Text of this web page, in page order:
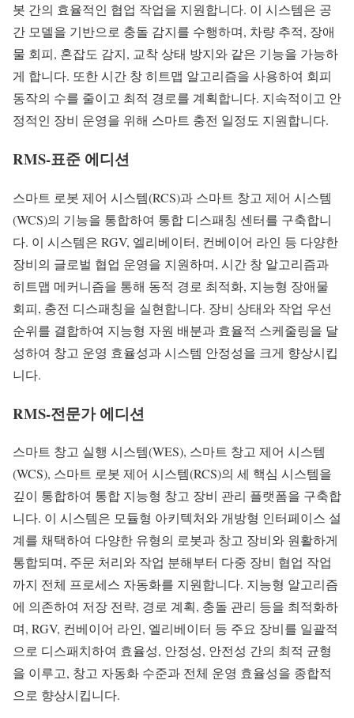
봇 간의 효율적인 협업 작업을 지원합니다. 이 시스템은 공
간 모델을 기반으로 충돌 감지를 수행하며, 차량 추적, 장애
물 회피, 혼잡도 감지, 교착 상태 방지와 같은 기능을 가능하
게 합니다. 또한 시간 창 히트맵 알고리즘을 사용하여 회피
동작의 수를 줄이고 최적 경로를 계획합니다. 지속적이고 안
정적인 장비 운영을 위해 스마트 충전 일정도 지원합니다.
RMS-표준 에디션
스마트 로봇 제어 시스템(RCS)과 스마트 창고 제어 시스템
(WCS)의 기능을 통합하여 통합 디스패칭 센터를 구축합니
다. 이 시스템은 RGV, 엘리베이터, 컨베이어 라인 등 다양한
장비의 글로벌 협업 운영을 지원하며, 시간 창 알고리즘과
히트맵 메커니즘을 통해 동적 경로 최적화, 지능형 장애물
회피, 충전 디스패칭을 실현합니다. 장비 상태와 작업 우선
순위를 결합하여 지능형 자원 배분과 효율적 스케줄링을 달
성하여 창고 운영 효율성과 시스템 안정성을 크게 향상시킵
니다.
RMS-전문가 에디션
스마트 창고 실행 시스템(WES), 스마트 창고 제어 시스템
(WCS), 스마트 로봇 제어 시스템(RCS)의 세 핵심 시스템을
깊이 통합하여 통합 지능형 창고 장비 관리 플랫폼을 구축합
니다. 이 시스템은 모듈형 아키텍처와 개방형 인터페이스 설
계를 채택하여 다양한 유형의 로봇과 창고 장비와 원활하게
통합되며, 주문 처리와 작업 분해부터 다중 장비 협업 작업
까지 전체 프로세스 자동화를 지원합니다. 지능형 알고리즘
에 의존하여 저장 전략, 경로 계획, 충돌 관리 등을 최적화하
며, RGV, 컨베이어 라인, 엘리베이터 등 주요 장비를 일괄적
으로 디스패치하여 효율성, 안정성, 안전성 간의 최적 균형
을 이루고, 창고 자동화 수준과 전체 운영 효율성을 종합적
으로 향상시킵니다.